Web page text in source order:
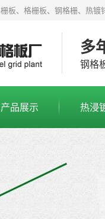
板、格栅板、钢格栅、热镀
多
钢格
产品展示 热浸